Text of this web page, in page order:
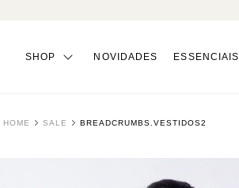
SHOP NOVIDADES ESSENCIAIS
HOME SALE BREADCRUMBS.VESTIDOS2